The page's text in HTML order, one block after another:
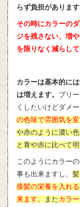
らず負担があります
その時にカラーの
ジを残さない、増
を限りなく減らし
カラーは基本的に
は増えます。 ブリ
くしたいけどダメ
の色味で雰囲気を
や赤のように濃い
と青や赤に比べて明
このようにカラー
事も出来ますし、
接髪の栄養を入れ
来ます。
また カラ